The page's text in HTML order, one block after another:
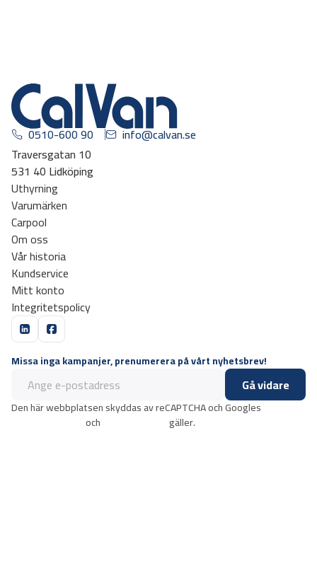
0510-600 90
info@calvan.se
Traversgatan 10
531 40 Lidköping
Uthyrning
Varumärken
Carpool
Om oss
Vår historia
Kundservice
Mitt konto
Integritetspolicy
Missa inga kampanjer, prenumerera på vårt nyhetsbrev!
Gå vidare
Den här webbplatsen skyddas av reCAPTCHA och Googles
och gäller.